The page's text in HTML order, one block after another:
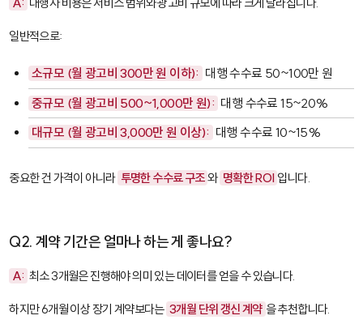
일반적으로:
소규모 (월 광고비 300만 원 이하): 대행 수수료 50~100만 원
중규모 (월 광고비 500~1,000만 원): 대행 수수료 15~20%
대규모 (월 광고비 3,000만 원 이상): 대행 수수료 10~15%
중요한 건 가격이 아니라 투명한 수수료 구조와 명확한 ROI 입니다.
Q2. 계약 기간은 얼마나 하는 게 좋나요?
A: 최소 3개월은 진행해야 의미 있는 데이터를 얻을 수 있습니다.
하지만 6개월 이상 장기 계약보다는 3개월 단위 갱신 계약 을 추천합니다.